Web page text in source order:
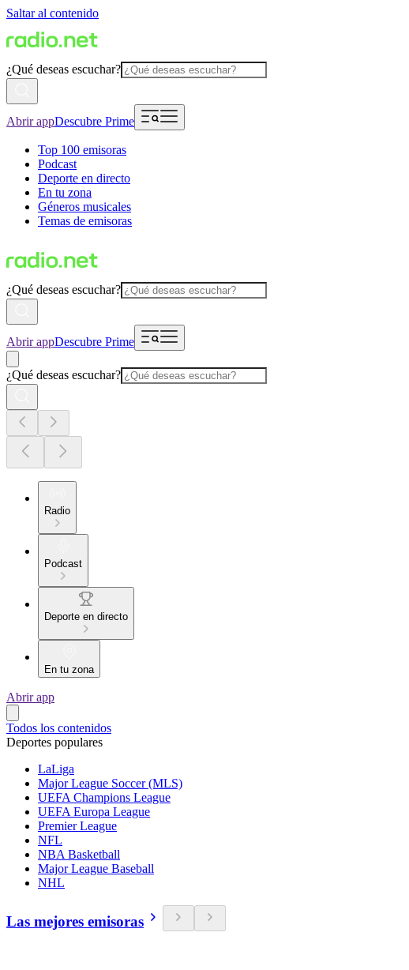
Saltar al contenido
¿Qué deseas escuchar?
Abrir appDescubre Prime
Top 100 emisoras
Podcast
Deporte en directo
En tu zona
Géneros musicales
Temas de emisoras
¿Qué deseas escuchar?
Abrir appDescubre Prime
¿Qué deseas escuchar?
Radio
Podcast
Deporte en directo
En tu zona
Abrir app
Todos los contenidos
Deportes populares
LaLiga
Major League Soccer (MLS)
UEFA Champions League
UEFA Europa League
Premier League
NFL
NBA Basketball
Major League Baseball
NHL
Las mejores emisoras